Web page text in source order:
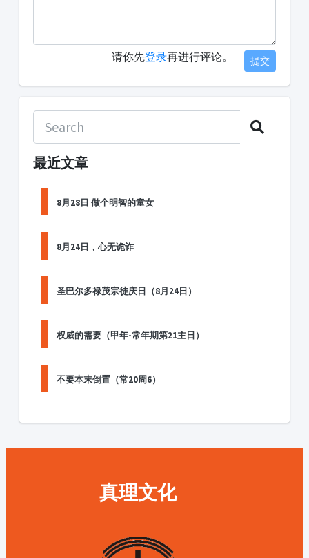
请你先登录再进行评论。 提交
最近文章
8月28日 做个明智的童女
8月24日，心无诡诈
圣巴尔多禄茂宗徒庆日（8月24日）
权威的需要（甲年-常年期第21主日）
不要本末倒置（常20周6）
真理文化